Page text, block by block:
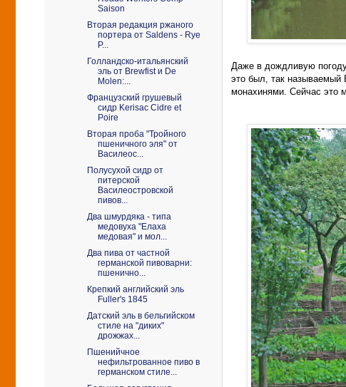
Даже в дождливую
это был, так называемый
монахинями. Сейчас это
Saison
Вторая редакция ржаного
портера от Saldens - Rye
P...
Голландско-итальянский
эль от Brewfist и De
Molen:...
Французский грушевый
сидр Kerisaс Cidre et
Poire
Вторая проба "Тройного
пшеничного эля" от
Василеос...
Полусухой сидр от
питерской
Василеостровской
пивов...
Два шмурдяка - типа
медовуха "Елаха
медовая" и мол...
Два пива от частной
германской пивоварни:
пшенично...
Крепкий английский эль
Fuller's 1845
Датский эль в бельгийском
стиле на "диких"
дрожжах...
Пшенийчное
нефильтрованное пиво в
германском стиле...